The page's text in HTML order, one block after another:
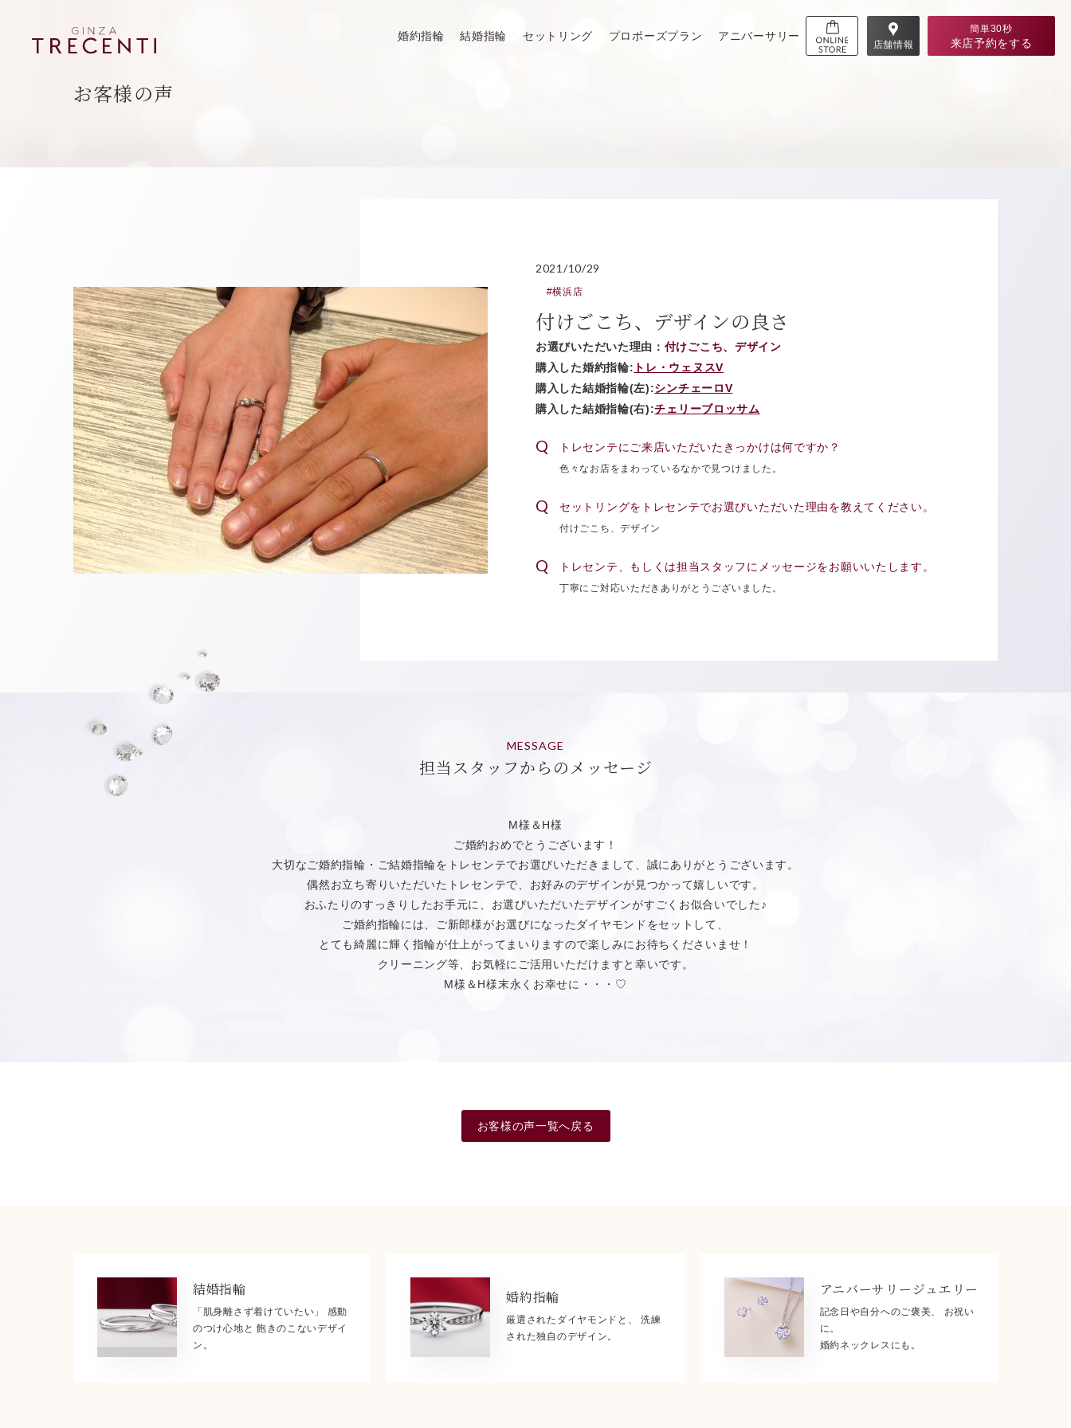
婚約指輪 結婚指輪 セットリング プロポーズプラン アニバーサリー
店舗情報
簡単30秒
来店予約をする
お客様の声
2021/10/29
#横浜店
付けごこち、デザインの良さ
お選びいただいた理由： 付けごこち、デザイン
購入した婚約指輪: トレ・ウェヌスV
購入した結婚指輪(左):シンチェーロV
購入した結婚指輪(右):チェリーブロッサム
トレセンテにご来店いただいたきっかけは何ですか？
色々なお店をまわっているなかで見つけました。
セットリングをトレセンテでお選びいただいた理由を教えてください。
付けごこち、デザイン
トレセンテ、もしくは担当スタッフにメッセージをお願いいたします。
丁寧にご対応いただきありがとうございました。
MESSAGE
担当スタッフからのメッセージ
M様＆H様
ご婚約おめでとうございます！
大切なご婚約指輪・ご結婚指輪をトレセンテでお選びいただきまして、誠にありがとうございます。
偶然お立ち寄りいただいたトレセンテで、お好みのデザインが見つかって嬉しいです。
おふたりのすっきりしたお手元に、お選びいただいたデザインがすごくお似合いでした♪
ご婚約指輪には、ご新郎様がお選びになったダイヤモンドをセットして、
とても綺麗に輝く指輪が仕上がってまいりますので楽しみにお待ちくださいませ！
クリーニング等、お気軽にご活用いただけますと幸いです。
M様＆H様末永くお幸せに・・・♡
お客様の声一覧へ戻る
結婚指輪
「肌身離さず着けていたい」 感動
のつけ心地と 飽きのこないデザイ
ン。
婚約指輪
厳選されたダイヤモンドと、 洗練
された独自のデザイン。
アニバーサリー ジュエリー
記念日や自分へのご褒美、 お祝い
に。
婚約ネックレスにも。